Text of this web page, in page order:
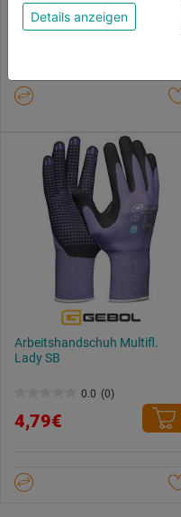
0.0 (0)
0.0
Sternen.
Arbeitshandschuh Multifl.
Lady SB
0.0 (0)
von
4,79€
anzeigen" findest du
unterschiedlichen
Konfigurieren" kannst
du zulassen möchtest
Weitere Informationen
Details anzeigen